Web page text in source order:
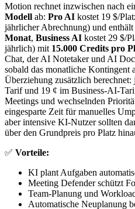
Motion rechnet inzwischen nach
Modell ab: Pro AI kostet 19 $/
jährlicher Abrechnung) und enthält
Monat, Business AI kostet 29 $/
jährlich) mit 15.000 Credits pro
Chat, der AI Notetaker und AI
sobald das monatliche Kontingent
Überziehung zusätzlich
Tarif und 19 ¢ im Business-AI-
Meetings und wechselnden
eingesparte Zeit für manuelles
aber intensive KI-Nutzer sollten
über den Grundpreis pro Platz
✅ Vorteile:
KI plant Aufgaben
Meeting Defender schützt
Team-Planung und
Automatische Neuplanung